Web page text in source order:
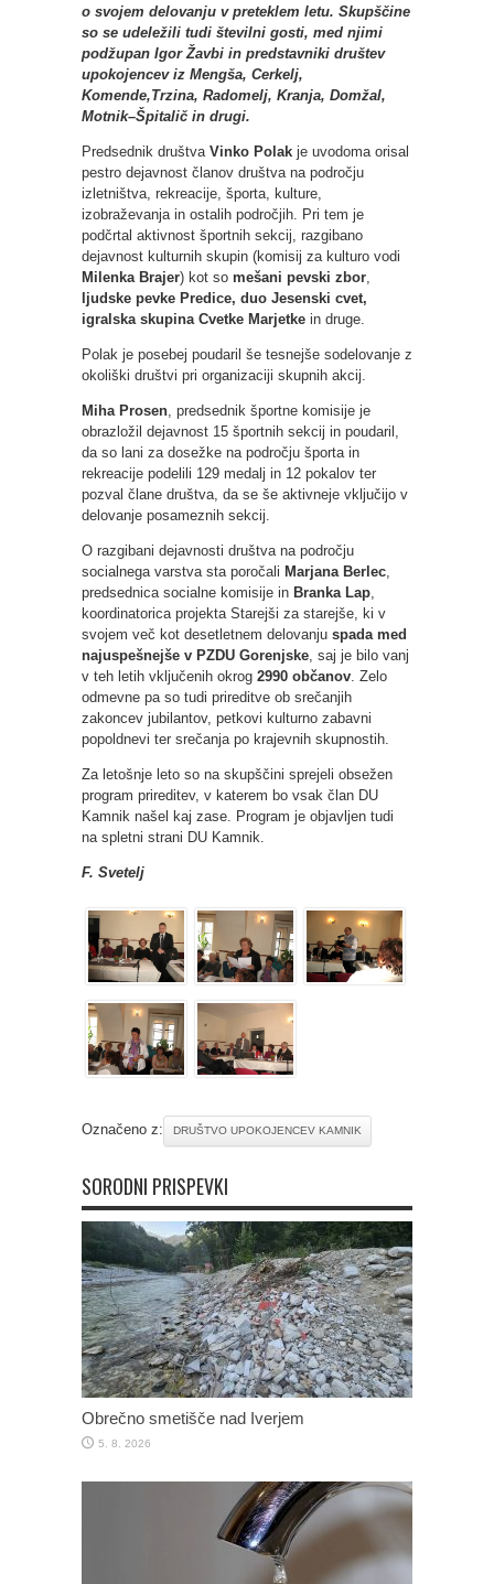
o svojem delovanju v preteklem letu. Skupščine
so se udeležili tudi številni gosti, med njimi
podžupan Igor Žavbi in predstavniki društev
upokojencev iz Mengša, Cerkelj,
Komende,Trzina, Radomelj, Kranja, Domžal,
Motnik–Špitalič in drugi.
Predsednik društva Vinko Polak je uvodoma orisal
pestro dejavnost članov društva na področju
izletništva, rekreacije, športa, kulture,
izobraževanja in ostalih področjih. Pri tem je
podčrtal aktivnost športnih sekcij, razgibano
dejavnost kulturnih skupin (komisij za kulturo vodi
Milenka Brajer) kot so mešani pevski zbor
ljudske pevke Predice, duo Jesenski cvet,
igralska skupina Cvetke Marjetke in druge.
Polak je posebej poudaril še tesnejše sodelovanje z
okoliški društvi pri organizaciji skupnih akcij.
Miha Prosen , predsednik športne komisije je
obrazložil dejavnost 15 športnih sekcij in poudaril,
da so lani za dosežke na področju športa in
rekreacije podelili 129 medalj in 12 pokalov ter
pozval člane društva, da se še aktivneje vključijo v
delovanje posameznih sekcij.
O razgibani dejavnosti društva na področju
socialnega varstva sta poročali Marjana Berlec
predsednica socialne komisije in Branka Lap
koordinatorica projekta Starejši za starejše, ki v
svojem več kot desetletnem delovanju spada med
najuspešnejše v PZDU Gorenjske , saj je bilo vanj
v teh letih vključenih okrog 2990 občanov . Zelo
odmevne pa so tudi prireditve ob srečanjih
zakoncev jubilantov, petkovi kulturno zabavni
popoldnevi ter srečanja po krajevnih skupnostih.
Za letošnje leto so na skupščini sprejeli obsežen
program prireditev, v katerem bo vsak član DU
Kamnik našel kaj zase. Program je objavljen tudi
na spletni strani DU Kamnik.
F. Svetelj
Označeno z: DRUŠTVO UPOKOJENCEV KAMNIK
SORODNI PRISPEVKI
Obrečno smetišče nad Iverjem
5. 8. 2026